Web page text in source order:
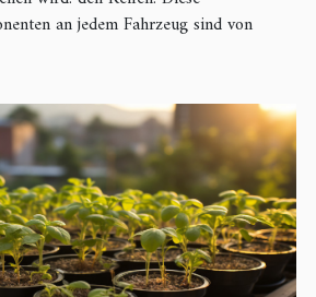
an jedem Fahrzeug sind von